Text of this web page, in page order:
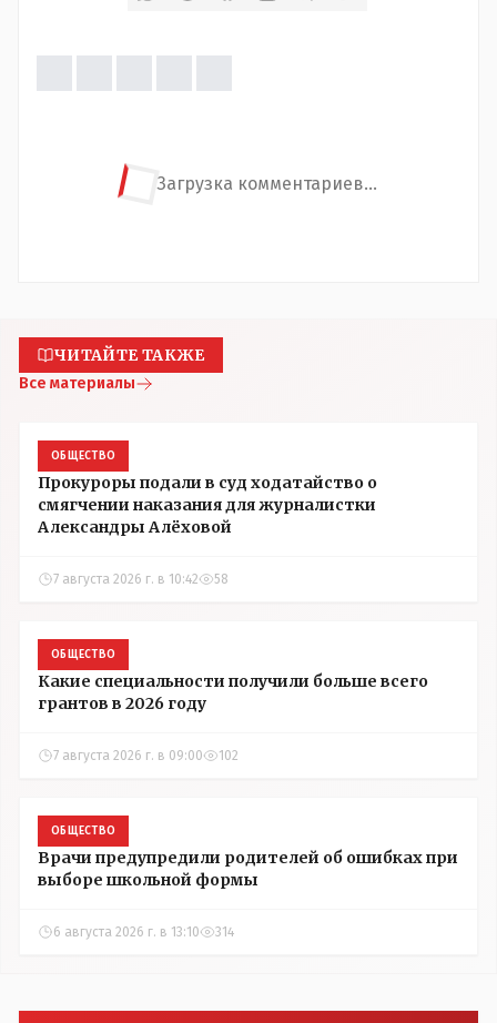
Загрузка комментариев...
ЧИТАЙТЕ ТАКЖЕ
Все материалы
ОБЩЕСТВО
Прокуроры подали в суд ходатайство о
смягчении наказания для журналистки
Александры Алёховой
7 августа 2026 г. в 10:42 58
ОБЩЕСТВО
Какие специальности получили больше всего
грантов в 2026 году
7 августа 2026 г. в 09:00 102
ОБЩЕСТВО
Врачи предупредили родителей об ошибках при
выборе школьной формы
6 августа 2026 г. в 13:10 314